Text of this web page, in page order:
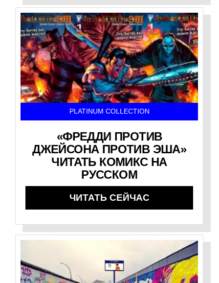
PLATINUM COLLECTION
«ФРЕДДИ ПРОТИВ
ДЖЕЙСОНА ПРОТИВ ЭША»
ЧИТАТЬ КОМИКС НА
РУССКОМ
ЧИТАТЬ СЕЙЧАС